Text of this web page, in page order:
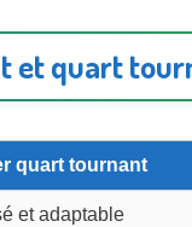
et quart
quart tournant
et adaptable